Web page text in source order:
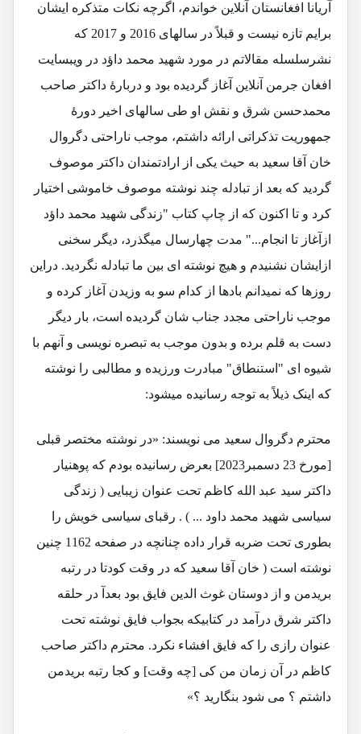
آریانا افغانستان آنلاین خواندم، اگرچه نکات متذکره ایشان
برایم تازه نیست و قبلاً در سالهای 2016 و 2017 که
نشرسلسله مقالاتم در مورد شهید محمد داؤد در ویبسایت
افغان جرمن آنلاین آغاز گردیده بود و دربارۀ داکتر صاحب
محمدحسن شرق و نقش او طی سالهای اخیر دورۀ
جمهوریت تذکراتی ارائه داشتم، موجب ناراحتی دگروال
خان آقا سعید به حیث یکی از ارادتمندان داکتر موصوف
گردید که بعد از تبادله چند نوشته موصوف خاموشی اختیار
کرد و تا اکنون که از چاپ کتاب "زندگی شهید محمد داؤد
ازآغاز تا انجام..." مدت چهارسال میگذرد، دیگر سخنی
ازایشان نشنیدم و هیچ نوشته ای بین ما تبادله نگردید. دراین
روزها که نمیدانم بادها از کدام سو به وزیدن آغاز کرده و
موجب ناراحتی مجدد جناب شان گردیده است، بار دیگر
دست به قلم برده و بدون موجب به تبصره نویسی و آنهم با
شیوه ای "استنطاق" مبادرت ورزیده و مطالبی را نوشته
که اینک ذیلاً به توجه رسانیده میشود:
محترم دگروال سعید می نویسند: «در نوشته مختصر قبلی
[مورخ 23 دسمبر2023] بعرض رسانیده بودم که پوهنیار
داکتر سید عبد الله کاظم تحت عنوان زیبایی ( زندگی
سیاسی شهید محمد داود ... ) . رقبای سیاسی خویش را
بطوری تحت ضربه قرار داده چنانچه در صفحه 1162 چنین
نوشته است ( خان آقا سعید که در وقت کودتا در رتبه
بریدمن و از دوستان غوث الدین فایق بود بعدآ در حلقه
داکتر شرق درآمد در کتابیکه بجواب فایق نوشته تحت
عنوان رازی را که فایق افشاء نکرد. محترم داکتر صاحب
کاظم در آن زمان من کی [چه وقت] و کجا رتبه بریدمن
داشتم ؟ می شود بنگارید ؟»